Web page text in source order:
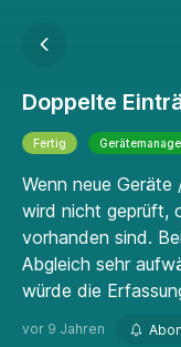
Doppelte
Fertig
Wenn neue
wird nicht geprüft,
vorhanden sind.
Abgleich sehr
würde die
vor 9 Jahren